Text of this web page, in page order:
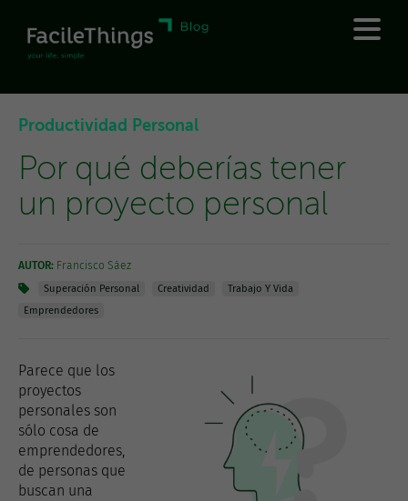
Productividad Personal
Por qué deberías tener
un proyecto personal
AUTOR: Francisco Sáez
Superación Personal Creatividad
Trabajo Y Vida
Emprendedores
Parece que los
proyectos
personales son
sólo cosa de
emprendedores,
de personas que
buscan una